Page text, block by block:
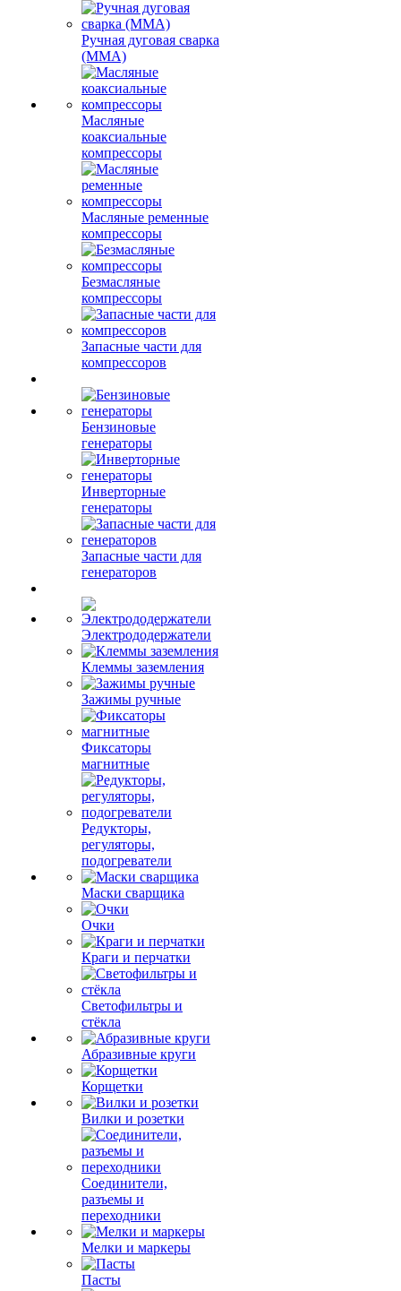
Ручная дуговая сварка
(MMA)
Масляные
коаксиальные
компрессоры
Масляные ременные
компрессоры
Безмасляные
компрессоры
Запасные части для
компрессоров
Бензиновые
генераторы
Инверторные
генераторы
Запасные части для
генераторов
Электрододержатели
Клеммы заземления
Зажимы ручные
Фиксаторы
магнитные
Редукторы,
регуляторы,
подогреватели
Маски сварщика
Очки
Краги и перчатки
Светофильтры и
стёкла
Абразивные круги
Корщетки
Вилки и розетки
Соединители,
разъемы и
переходники
Мелки и маркеры
Пасты